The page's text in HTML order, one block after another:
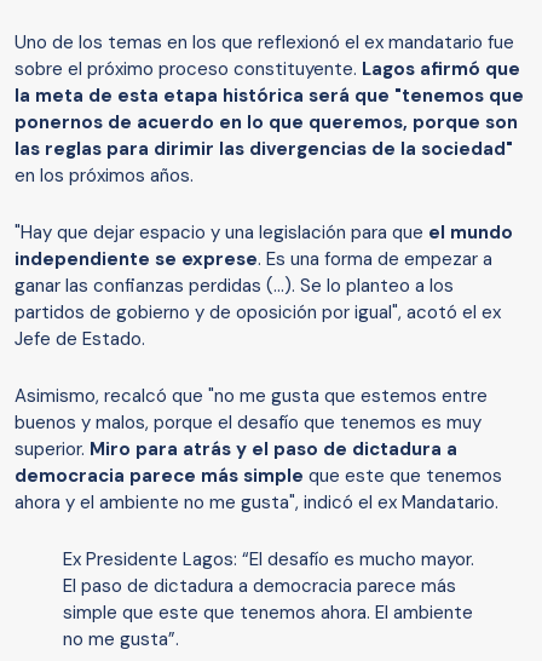
Uno de los temas en los que reflexionó el ex mandatario fue
sobre el próximo proceso constituyente. Lagos afirmó que
la meta de esta etapa histórica será que "tenemos que
ponernos de acuerdo en lo que queremos, porque son
las reglas para dirimir las divergencias de la sociedad"
en los próximos años.
"Hay que dejar espacio y una legislación para que el mundo
independiente se exprese. Es una forma de empezar a
ganar las confianzas perdidas (...). Se lo planteo a los
partidos de gobierno y de oposición por igual", acotó el ex
Jefe de Estado.
Asimismo, recalcó que "no me gusta que estemos entre
buenos y malos, porque el desafío que tenemos es muy
superior. Miro para atrás y el paso de dictadura a
democracia parece más simple que este que tenemos
ahora y el ambiente no me gusta", indicó el ex Mandatario.
Ex Presidente Lagos: “El desafío es mucho mayor.
El paso de dictadura a democracia parece más
simple que este que tenemos ahora. El ambiente
no me gusta”.